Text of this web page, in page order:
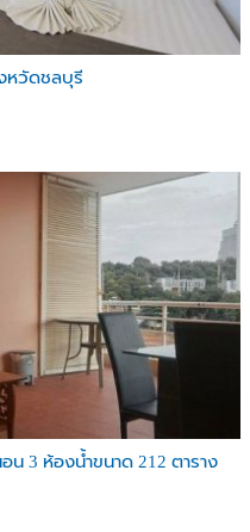
หวัดชลบุรี
น 3 ห้องน้ำขนาด 212 ตาราง